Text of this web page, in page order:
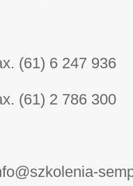
(61) 6 247 936
(61) 2 786 300